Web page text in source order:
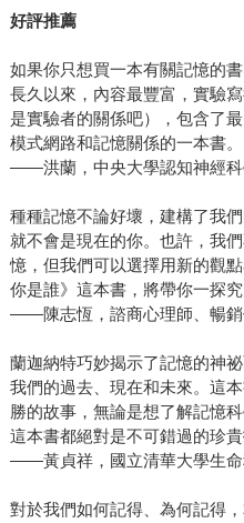
好評推薦
如果你只想買一本有關記憶的
長久以來，內容最豐富，實驗
是實驗者的關係吧），包含了
模式網路和記憶關係的一本書。
——洪蘭，中央大學認知神經科
種種記憶不論好壞，建構了我
就不會是現在的你。也許，我
憶，但我們可以選擇用新的觀
你是誰》這本書，將帶你一探究
——陳志恆，諮商心理師、暢銷
蘭迦納特巧妙揭示了記憶的神
我們的過去、現在和未來。這
勝的故事，無論是想了解記憶
這本書都絕對是不可錯過的珍貴
——黃貞祥，國立清華大學生命
對於我們如何記得、為何記得